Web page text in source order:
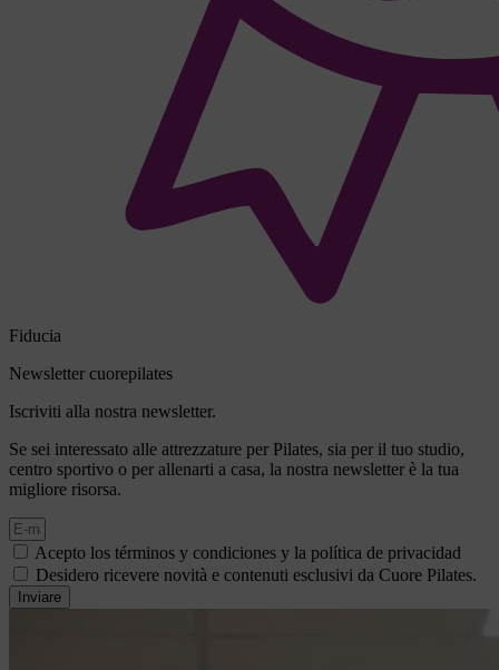
Fiducia
Newsletter cuorepilates
Iscriviti alla nostra newsletter.
Se sei interessato alle attrezzature per Pilates, sia per il tuo studio,
centro sportivo o per allenarti a casa, la nostra newsletter è la tua
migliore risorsa.
Acepto los términos y condiciones y la política de privacidad
Desidero ricevere novità e contenuti esclusivi da Cuore Pilates.
Inviare